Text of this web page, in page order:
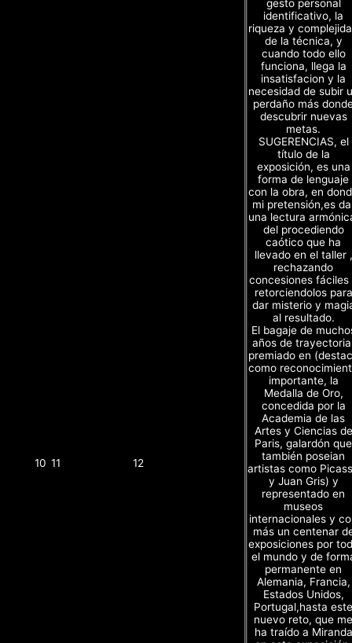
10 11 12
gesto personal
identificativo, la
riqueza y
de la técnica, y
cuando todo ello
funciona, llega la
insatisfacion y la
necesidad de subir
perdaño más
descubrir nuevas
metas.
SUGERENCIAS, el
título de la
exposición, es una
forma de lenguaje
con la obra, en
mi pretensión,es
una lectura
del procediendo
caótico que ha
llevado en el taller ,
rechazando
concesiones fáciles
retorciendolos para
dar misterio y
al resultado.
El bagaje de
años de
premiado en
como
importante, la
Medalla de Oro,
concedida por la
Academia de las
Artes y Ciencias de
Paris, galardón que
también poseian
artistas como
y Juan Gris) y
representado en
museos
internacionales y
más un centenar
exposiciones por
el mundo y de
permanente en
Alemania, Francia,
Estados Unidos,
Portugal,hasta este
nuevo reto, que me
ha traído a Miranda